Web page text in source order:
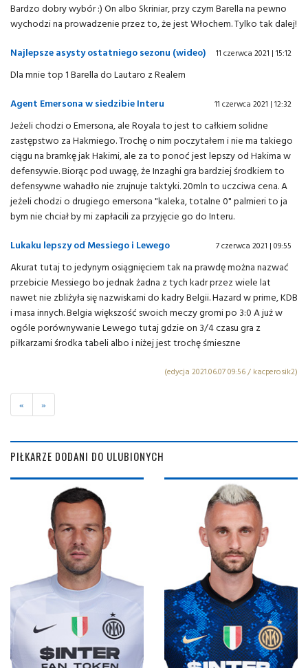
Bardzo dobry wybór :) On albo Skriniar, przy czym Barella na pewno
wychodzi na prowadzenie przez to, że jest Włochem. Tylko tak dalej!
Najlepsze asysty ostatniego sezonu (wideo)
11 czerwca 2021 | 15:12
Dla mnie top 1 Barella do Lautaro z Realem
Agent Emersona w siedzibie Interu
11 czerwca 2021 | 12:32
Jeżeli chodzi o Emersona, ale Royala to jest to całkiem solidne
zastępstwo za Hakmiego. Trochę o nim poczytałem i nie ma takiego
ciągu na bramkę jak Hakimi, ale za to ponoć jest lepszy od Hakima w
defensywie. Biorąc pod uwagę, że Inzaghi gra bardziej środkiem to
defensywne wahadło nie zrujnuje taktyki. 20mln to uczciwa cena. A
jeżeli chodzi o drugiego emersona "kaleka, totalne 0" palmieri to ja
bym nie chciał by mi zapłacili za przyjęcie go do Interu.
Lukaku lepszy od Messiego i Lewego
7 czerwca 2021 | 09:55
Akurat tutaj to jedynym osiągnięciem tak na prawdę można nazwać
przebicie Messiego bo jednak żadna z tych kadr przez wiele lat
nawet nie zbliżyła się nazwiskami do kadry Belgii. Hazard w prime, KDB
i masa innych. Belgia większość swoich meczy gromi po 3:0 A już w
ogóle porównywanie Lewego tutaj gdzie on 3/4 czasu gra z
piłkarzami środka tabeli albo i niżej jest trochę śmieszne
(edycja 2021.06.07 09:56 / kacperosik2)
« »
PIŁKARZE DODANI DO ULUBIONYCH